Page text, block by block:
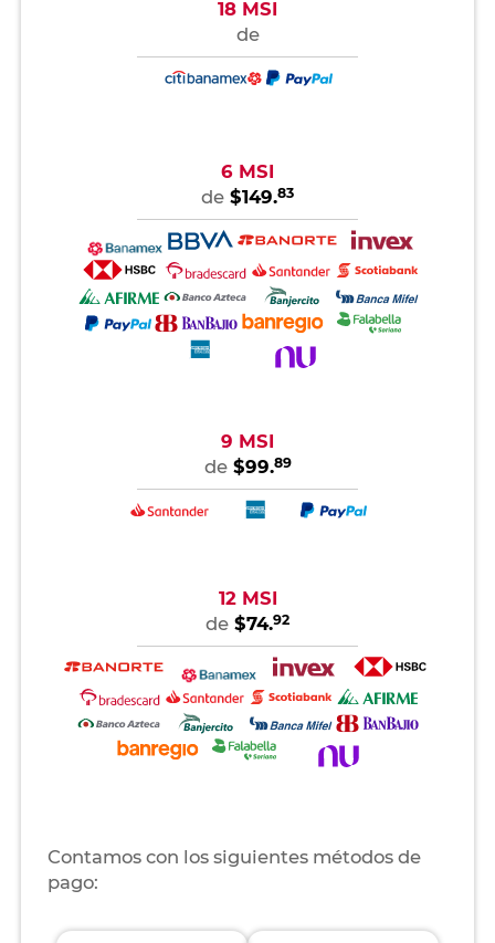
18 MSI
de
6 MSI
de $149.83
9 MSI
de $99.89
12 MSI
de $74.92
Contamos con los siguientes métodos de
pago: